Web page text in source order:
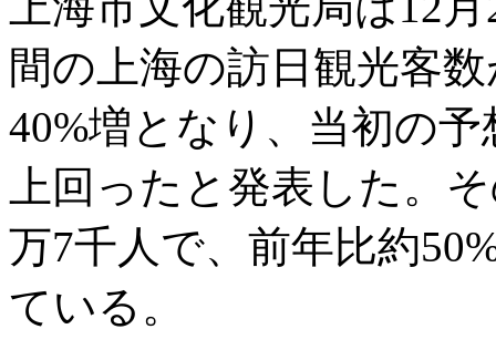
間の上海の訪日観光客
40%増となり、当初の
上回ったと発表した。
万7千人で、前年比約
ている。